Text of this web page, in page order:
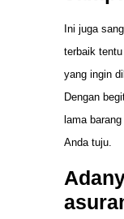
Ini juga
terbaik
yang ingin
Dengan
lama
Anda tuju.